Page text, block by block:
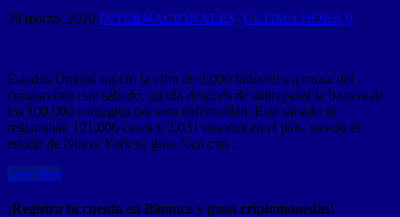
28 marzo, 2020 INTERNACIONALES, ULTIMA HORA 0
Estados Unidos superó la cifra de 2,000 fallecidos a causa del
coronavirus este sábado, un día después de sobrepasar la barrera de
los 100,000 contagios por esta enfermedad. Este sábado se
registraban 121,006 casos y 2,031 muertes en el país, siendo el
estado de Nueva York su gran foco con …
Leer Mas
¡Registra tu cuenta en Binance y gana criptomonedas!